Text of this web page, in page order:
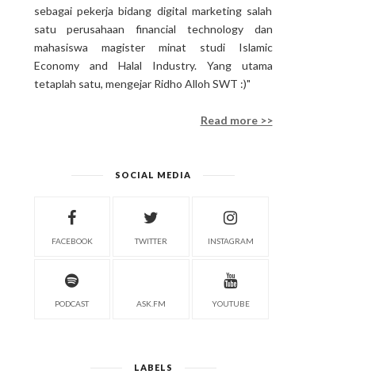
sebagai pekerja bidang digital marketing salah
satu perusahaan financial technology dan
mahasiswa magister minat studi Islamic
Economy and Halal Industry. Yang utama
tetaplah satu, mengejar Ridho Alloh SWT :)"
Read more >>
SOCIAL MEDIA
FACEBOOK TWITTER INSTAGRAM
PODCAST ASK.FM YOUTUBE
LABELS